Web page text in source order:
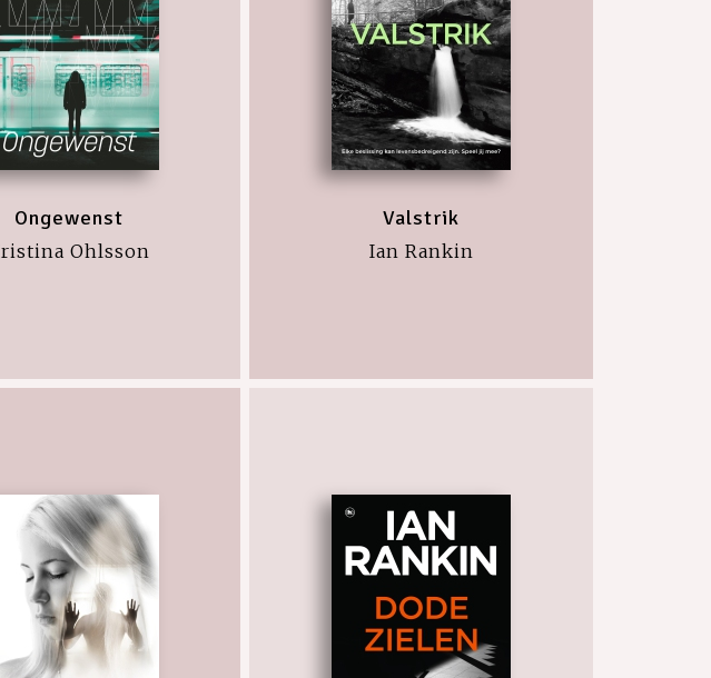
Ongewenst
Ohlsson
Valstrik
Ian Rankin